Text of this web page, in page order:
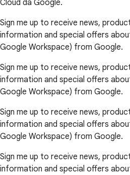
Cloud da Google.
Sign me up to receive news,
information and special offers
Google Workspace) from Google.
Sign me up to receive news,
information and special offers
Google Workspace) from Google.
Sign me up to receive news,
information and special offers
Google Workspace) from Google.
Sign me up to receive news,
information and special offers